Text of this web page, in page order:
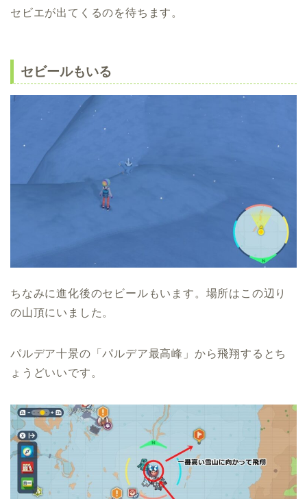
セビエが出てくるのを待ちます。
セビールもいる
ちなみに進化後のセビールもいます。場所はこの辺り
の山頂にいました。
パルデア十景の「パルデア最高峰」から飛翔するとち
ょうどいいです。